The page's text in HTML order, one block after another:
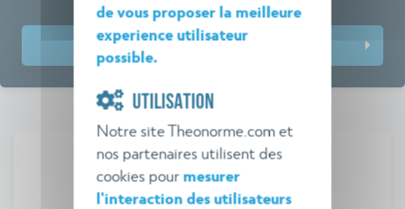
Prochaines dates et inscriptions
de vous proposer la meilleure
experience utilisateur
possible.
UTILISATION
Notre site Theonorme.com et
nos partenaires utilisent des
cookies pour mesurer
l'interaction des utilisateurs